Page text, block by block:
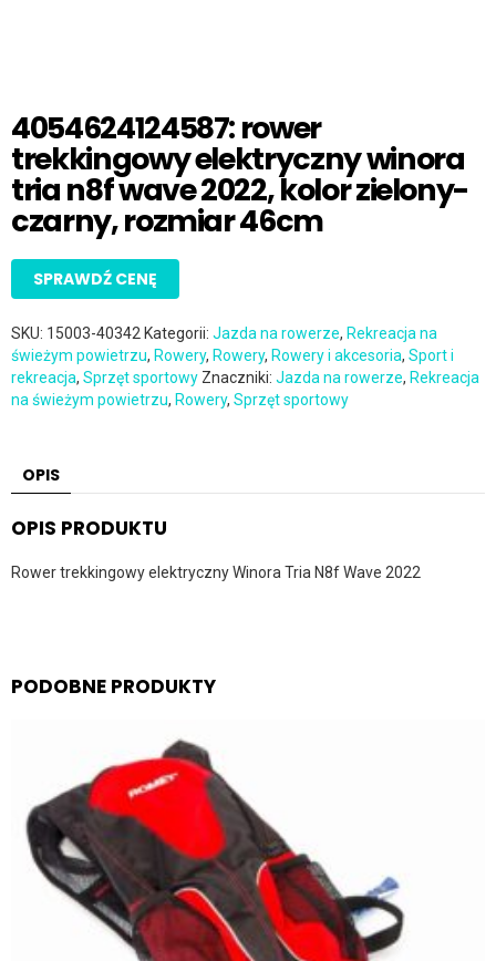
4054624124587: rower
trekkingowy elektryczny winora
tria n8f wave 2022, kolor zielony-
czarny, rozmiar 46cm
SPRAWDŹ CENĘ
SKU: 15003-40342 Kategorii: Jazda na rowerze, Rekreacja na
świeżym powietrzu, Rowery, Rowery, Rowery i akcesoria, Sport i
rekreacja, Sprzęt sportowy Znaczniki: Jazda na rowerze, Rekreacja
na świeżym powietrzu, Rowery, Sprzęt sportowy
OPIS
OPIS PRODUKTU
Rower trekkingowy elektryczny Winora Tria N8f Wave 2022
PODOBNE PRODUKTY